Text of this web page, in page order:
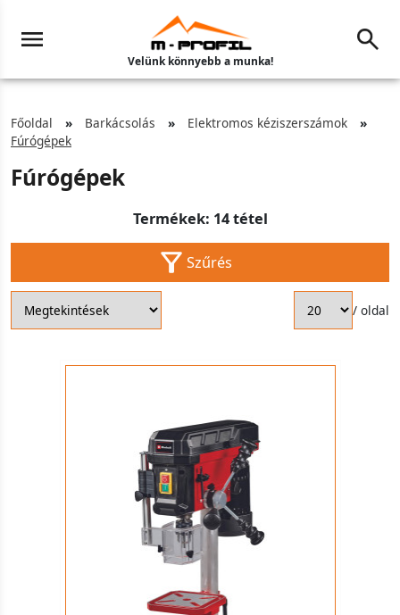
Velünk könnyebb a munka!
Főoldal Barkácsolás
Elektromos kéziszerszámok
Fúrógépek
Fúrógépek
Termékek: 14 tétel
Szűrés
/ oldal